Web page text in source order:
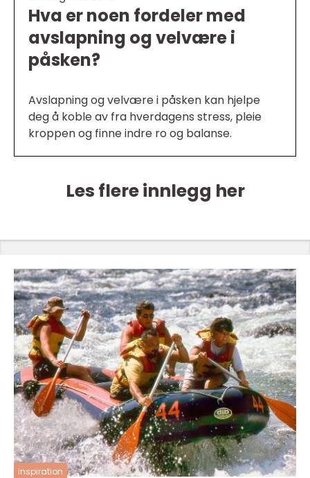
Hva er noen fordeler med
avslapning og velvære i
påsken?
Avslapning og velvære i påsken kan hjelpe
deg å koble av fra hverdagens stress, pleie
kroppen og finne indre ro og balanse.
Les flere innlegg her
inspiration